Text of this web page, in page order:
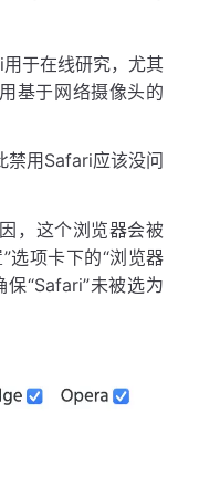
于在线研究，尤其
基于网络摄像头的
禁用Safari应该没问
，这个浏览器会被
选项卡下的“浏览器
“Safari”未被选为